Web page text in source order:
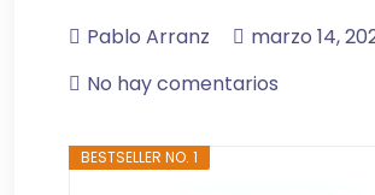
Pablo Arranz
marzo 14,
No hay comentarios
BESTSELLER NO. 1